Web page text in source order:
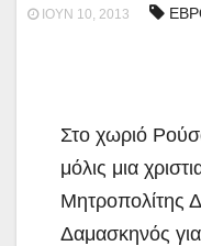
ΙΟΎΝ 10, 2013
Στο χωριό
μόλις μια
Μητροπολίτης
Δαμασκηνός για